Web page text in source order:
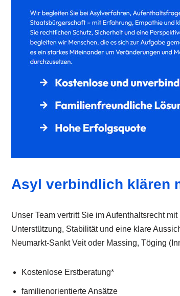
Asyl verbindlich klären
Unser Team vertritt Sie im Aufenthaltsrecht
Unterstützung, Stabilität und eine klare
Neumarkt-Sankt Veit oder Massing, Töging
Kostenlose Erstberatung*
familienorientierte Ansätze